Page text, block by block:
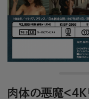
肉体の悪魔＜４